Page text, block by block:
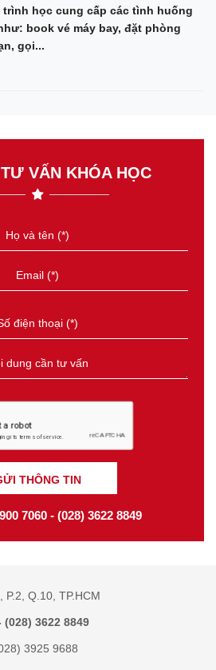
học cung cấp các tình huống
book vé máy bay, đặt phòng
gọi...
VẤN KHÓA HỌC
THÔNG TIN
7060 - (028) 3622 8849
Q.10, TP.HCM
(028) 3622 8849
3925 9688